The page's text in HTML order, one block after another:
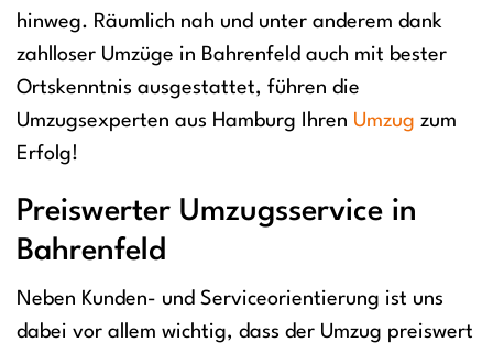
hinweg. Räumlich nah und unter anderem dank
zahlloser Umzüge in Bahrenfeld auch mit bester
Ortskenntnis ausgestattet, führen die
Umzugsexperten aus Hamburg Ihren Umzug zum
Erfolg!
Preiswerter Umzugsservice in
Bahrenfeld
Neben Kunden- und Serviceorientierung ist uns
dabei vor allem wichtig, dass der Umzug preiswert